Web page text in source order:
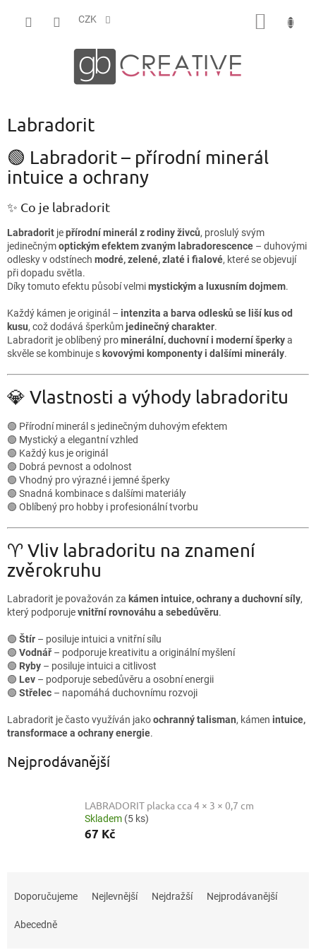
CZK
Labradorit
🟢 Labradorit – přírodní minerál
intuice a ochrany
✨ Co je labradorit
Labradorit jepřírodní minerál z rodiny živců, proslulý svým
jedinečnýmoptickým efektem zvaným labradorescence – duhovými
odlesky v odstínech modré, zelené, zlaté i fialové, které se objevují
při dopadu světla.
Díky tomuto efektu působí velmimystickým a luxusním dojmem.
Každý kámen je originál – intenzita a barva odlesků se liší kus od
kusu, což dodává šperkůmjedinečný charakter.
Labradorit je oblíbený prominerální, duchovní i moderní šperkya
skvěle se kombinuje s kovovými komponenty i dalšími minerály.
💎 Vlastnosti a výhody labradoritu
🟢 Přírodní minerál s jedinečným duhovým efektem
🟢 Mystický a elegantní vzhled
🟢 Každý kus je originál
🟢 Dobrá pevnost a odolnost
🟢 Vhodný pro výrazné i jemné šperky
🟢 Snadná kombinace s dalšími materiály
🟢 Oblíbený pro hobby i profesionální tvorbu
♈ Vliv labradoritu na znamení
zvěrokruhu
Labradorit je považován za kámen intuice, ochrany a duchovní síly,
který podporujevnitřní rovnováhu a sebedůvěru.
🟢 Štír – posiluje intuici a vnitřní sílu
🟢 Vodnář– podporuje kreativitu a originální myšlení
🟢 Ryby – posiluje intuici a citlivost
🟢 Lev – podporuje sebedůvěru a osobní energii
🟢 Střelec – napomáhá duchovnímu rozvoji
Labradorit je často využíván jakoochranný talisman, kámen intuice,
transformace a ochrany energie.
Nejprodávanější
LABRADORIT placka cca 4 × 3 × 0,7 cm
Skladem (5 ks)
67 Kč
Doporučujeme Nejlevnější Nejdražší Nejprodávanější
Abecedně